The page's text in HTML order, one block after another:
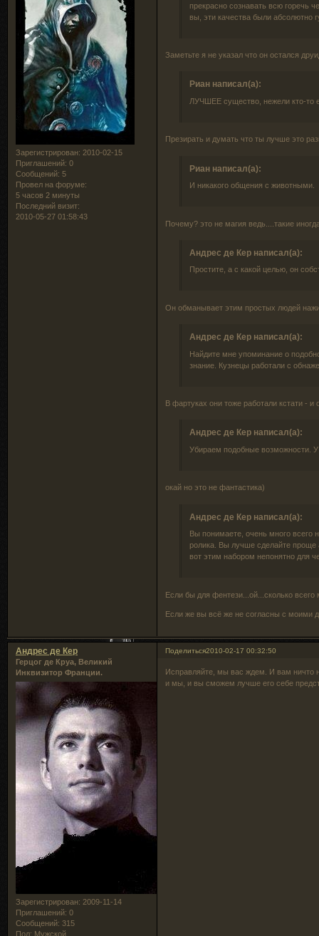
Зарегистрирован: 2010-02-15
Приглашений: 0
Сообщений: 5
Провел на форуме:
5 часов 2 минуты
Последний визит:
2010-05-27 01:58:43
прекрасно сознавать всю
вы, эти качества были абсолютно
Заметьте я не указал что он остался
Риан написал(а):
ЛУЧШЕЕ существо, нежели кто-то
Презирать и думать что ты лучше это
Риан написал(а):
И никакого общения с животными.
Почему? это не магия ведь....такие
Андрес де Кер написал(а):
Простите, а с какой целью, он
Он обманывает этим простых людей
Андрес де Кер написал(а):
Найдите мне упоминание о
знание. Кузнецы работали с
В фартуках они тоже работали кстати - и
Андрес де Кер написал(а):
Убираем подобные возможности.
окай но это не фантастика)
Андрес де Кер написал(а):
Вы понимаете, очень много всего
ролика. Вы лучше сделайте проще
вот этим набором непонятно для
Если бы для фентези...ой...сколько
Если же вы всё же не согласны с моими
Поделиться2010-02-17 00:32:50
Андрес де Кер
Герцог де Круа, Великий
Инквизитор Франции.
Зарегистрирован: 2009-11-14
Приглашений: 0
Сообщений: 315
Пол: Мужской
Исправляйте, мы вас ждем. И вам ничто
и мы, и вы сможем лучше его себе